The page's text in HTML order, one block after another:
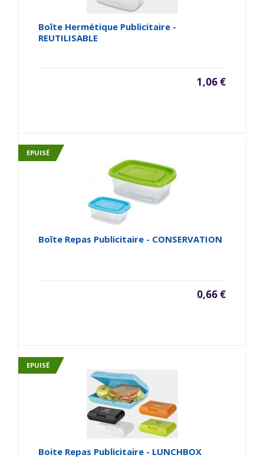
Boîte Hermétique Publicitaire -
REUTILISABLE
1,06 €
EPUISÉ
Boîte Repas Publicitaire - CONSERVATION
0,66 €
EPUISÉ
Boite Repas Publicitaire - LUNCHBOX